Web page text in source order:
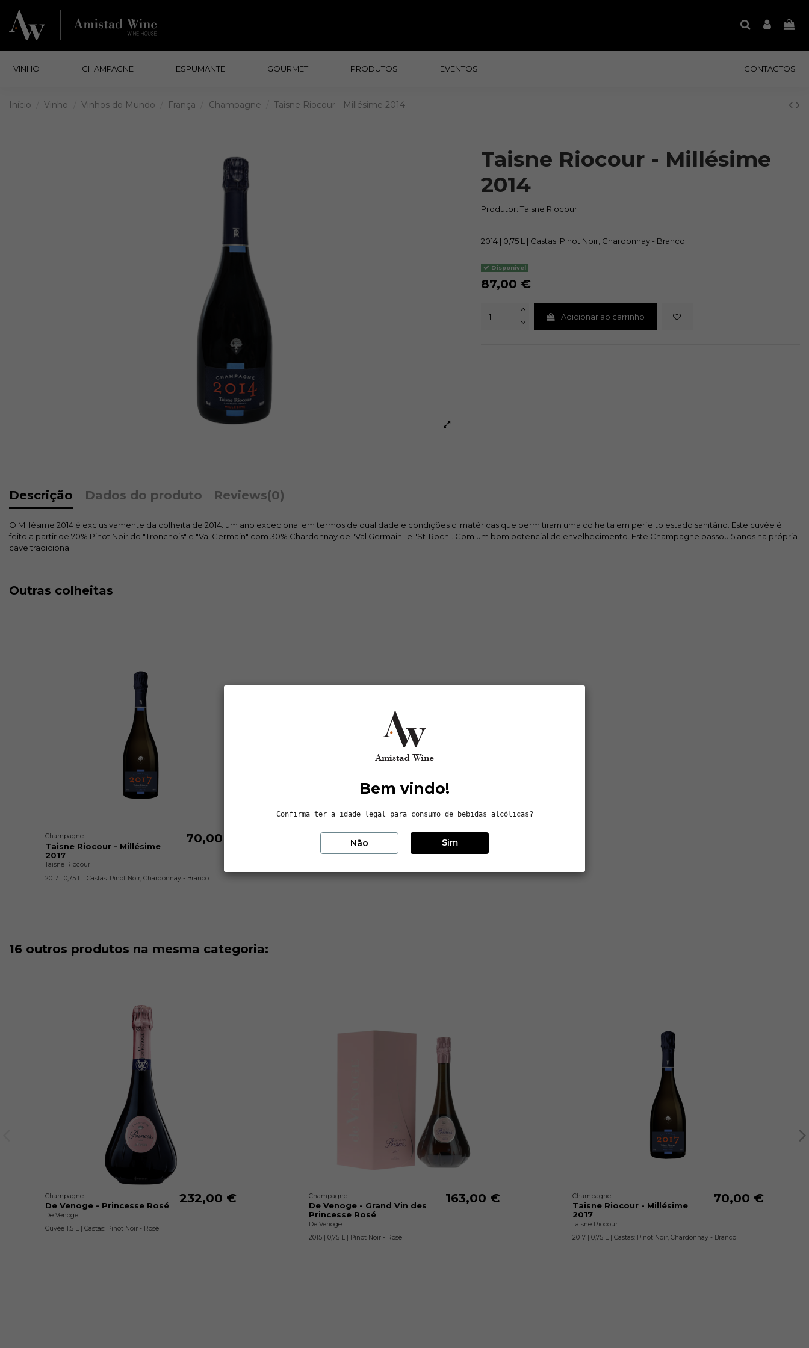
VINHO CHAMPAGNE ESPUMANTE GOURMET PRODUTOS EVENTOS CONTACTOS
Início Vinho Vinhos do Mundo França Champagne Taisne Riocour - Millésime 2014
Taisne Riocour - Millésime
2014
Produtor: Taisne Riocour
2014 | 0,75 L | Castas: Pinot Noir, Chardonnay - Branco
Disponivel
87,00 €
Adicionar ao carrinho
Descrição Dados do produto Reviews(0)
O Millésime 2014 é exclusivamente da colheita de 2014. um ano excecional em termos de qualidade e condições climatéricas que permitiram uma colheita em perfeito estado sanitário. Este cuvée é
feito a partir de 70% Pinot Noir do "Tronchois" e "Val Germain" com 30% Chardonnay de "Val Germain" e "St-Roch". Com um bom potencial de envelhecimento. Este Champagne passou 5 anos na própria
cave tradicional.
Outras colheitas
Champagne
Taisne Riocour - Millésime
2017
Taisne Riocour
70,00 €
2017 | 0,75 L | Castas: Pinot Noir, Chardonnay - Branco
16 outros produtos na mesma categoria:
Champagne
De Venoge - Princesse Rosé
De Venoge
232,00 €
Cuvée 1.5 L | Castas: Pinot Noir - Rosê
Champagne
De Venoge - Grand Vin des
Princesse Rosé
De Venoge
163,00 €
2015 | 0,75 L | Pinot Noir - Rosê
Champagne
Taisne Riocour - Millésime
2017
Taisne Riocour
70,00 €
2017 | 0,75 L | Castas: Pinot Noir, Chardonnay - Branco
Bem vindo!
Confirma ter a idade legal para consumo de bebidas alcólicas?
Não Sim